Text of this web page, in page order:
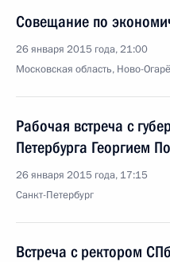
Совещание по
26 января 2015 года, 21:00
Московская область, Ново-
Рабочая встреча с
Петербурга Георгием
26 января 2015 года, 17:15
Санкт-Петербург
Встреча с ректором